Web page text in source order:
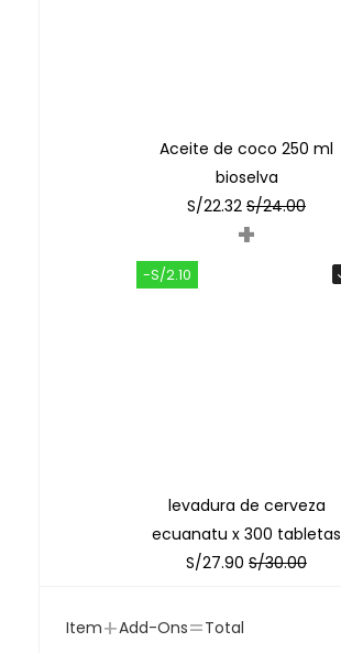
Aceite de coco 250 ml
bioselva
S/22.32 S/24.00
+
-S/2.10
levadura de cerveza
ecuanatu x 300 tabletas
S/27.90 S/30.00
Item+Add-Ons=Total